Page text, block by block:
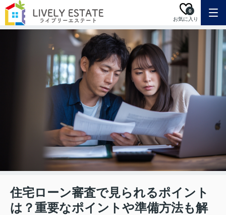
お気に入り
0
住宅ローン審査で見られるポイント
は？重要なポイントや準備方法も解